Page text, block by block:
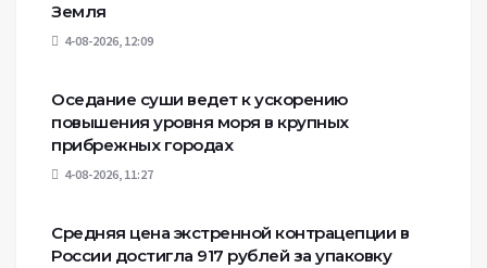
Земля
4-08-2026, 12:09
Оседание суши ведет к ускорению
повышения уровня моря в крупных
прибрежных городах
4-08-2026, 11:27
Средняя цена экстренной контрацепции в
России достигла 917 рублей за упаковку